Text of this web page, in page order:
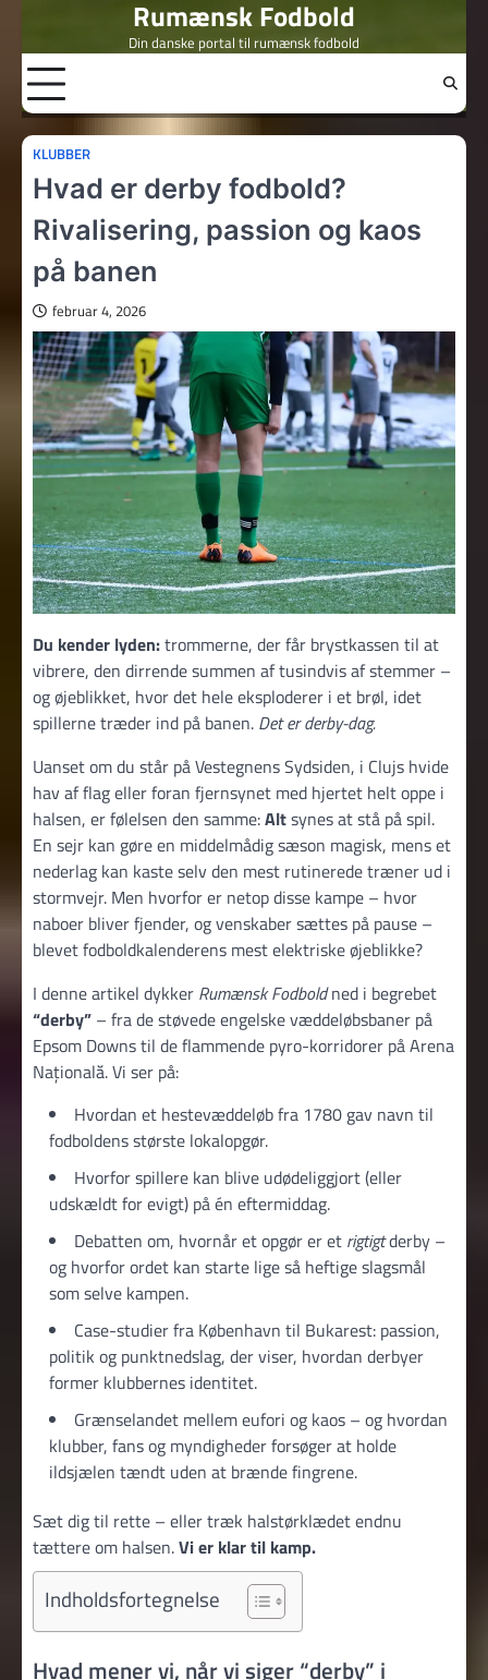
content
Rumænsk Fodbold
Din danske portal til rumænsk fodbold
KLUBBER
Hvad er derby fodbold?
Rivalisering, passion og kaos
på banen
februar 4, 2026
Du kender lyden:trommerne, der får brystkassen til at
vibrere, den dirrende summen af tusindvis af stemmer –
og øjeblikket, hvor det hele eksploderer i et brøl, idet
spillerne træder ind på banen. Det er derby-dag.
Uanset om du står på Vestegnens Sydsiden, i Clujs hvide
hav af flag eller foran fjernsynet med hjertet helt oppe i
halsen, er følelsen den samme:Altsynes at stå på spil.
En sejr kan gøre en middelmådig sæson magisk, mens et
nederlag kan kaste selv den mest rutinerede træner ud i
stormvejr. Men hvorfor er netop disse kampe – hvor
naboer bliver fjender, og venskaber sættes på pause –
blevet fodboldkalenderens mest elektriske øjeblikke?
I denne artikel dykker Rumænsk Fodboldned i begrebet
“derby” – fra de støvede engelske væddeløbsbaner på
Epsom Downs til de flammende pyro-korridorer på Arena
Națională. Vi ser på:
Hvordan et hestevæddeløb fra 1780 gav navn til
fodboldens største lokalopgør.
Hvorfor spillere kan blive udødeliggjort (eller
udskældt for evigt) på én eftermiddag.
Debatten om, hvornår et opgør er et rigtigtderby –
og hvorfor ordet kan starte lige så heftige slagsmål
som selve kampen.
Case-studier fra København til Bukarest: passion,
politik og punktnedslag, der viser, hvordan derbyer
former klubbernes identitet.
Grænselandet mellem eufori og kaos – og hvordan
klubber, fans og myndigheder forsøger at holde
ildsjælen tændt uden at brænde fingrene.
Sæt dig til rette – eller træk halstørklædet endnu
tættere om halsen.Vi er klar til kamp.
Indholdsfortegnelse
Hvad mener vi, når vi siger “derby” i